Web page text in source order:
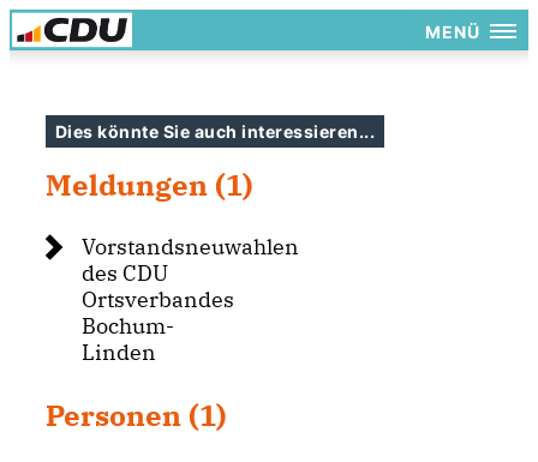
MENÜ
Dies könnte Sie auch interessieren...
Meldungen (1)
Vorstandsneuwahlen
des CDU
Ortsverbandes
Bochum-
Linden
Personen (1)